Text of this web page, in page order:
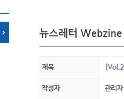
뉴스레터 Webzine
제목
작성자 관리자